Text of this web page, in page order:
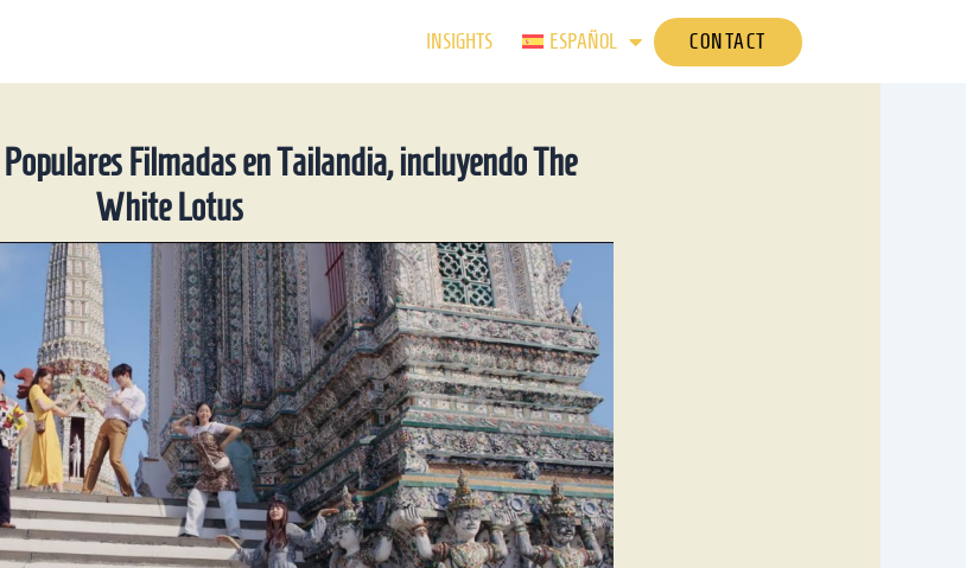
INSIGHTS ESPAÑOL CONTACT
Filmadas en Tailandia, incluyendo The
White Lotus